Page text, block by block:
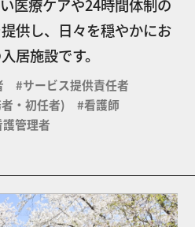
医療ケアや24時間体制の
供し、日々を穏やかにお
居施設です。
#サービス提供責任者
者・初任者) #看護師
管理者